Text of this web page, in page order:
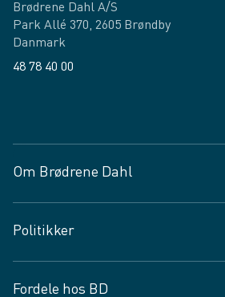
Brødrene Dahl A/S
Park Allé 370, 2605 Brøndby
Danmark
48 78 40 00
Om Brødrene Dahl
Vagttelefon 30 10 89 89
Spørgsmål og svar
Job og karriere
Politikker
Fordele hos BD